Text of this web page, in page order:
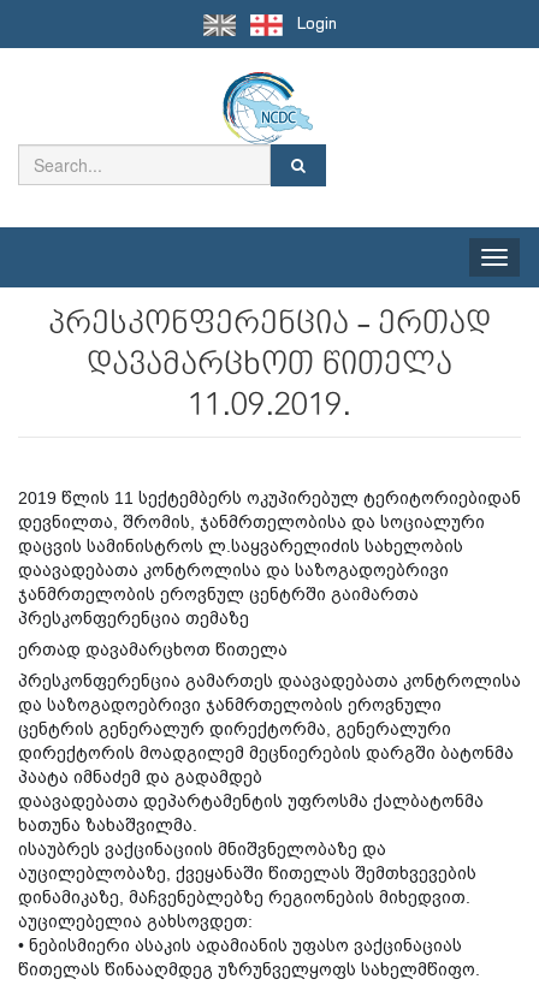
Login
Toggle
პრესკონფერენცია - ერთად
დავამარცხოთ წითელა
11.09.2019.
2019 წლის 11 სექტემბერს ოკუპირებულ ტერიტორიებიდან
დევნილთა, შრომის, ჯანმრთელობისა და სოციალური
დაცვის სამინისტროს ლ.საყვარელიძის სახელობის
დაავადებათა კონტროლისა და საზოგადოებრივი
ჯანმრთელობის ეროვნულ ცენტრში გაიმართა
პრესკონფერენცია თემაზე
ერთად დავამარცხოთ წითელა
პრესკონფერენცია გამართეს დაავადებათა კონტროლისა
და საზოგადოებრივი ჯანმრთელობის ეროვნული
ცენტრის გენერალურ დირექტორმა, გენერალური
დირექტორის მოადგილემ მეცნიერების დარგში ბატონმა
პაატა იმნაძემ და გადამდებ
დაავადებათა დეპარტამენტის უფროსმა ქალბატონმა
ხათუნა ზახაშვილმა.
ისაუბრეს ვაქცინაციის მნიშვნელობაზე და
აუცილებლობაზე, ქვეყანაში წითელას შემთხვევების
დინამიკაზე, მაჩვენებლებზე რეგიონების მიხედვით.
აუცილებელია გახსოვდეთ:
• ნებისმიერი ასაკის ადამიანის უფასო ვაქცინაციას
წითელას წინააღმდეგ უზრუნველყოფს სახელმწიფო.